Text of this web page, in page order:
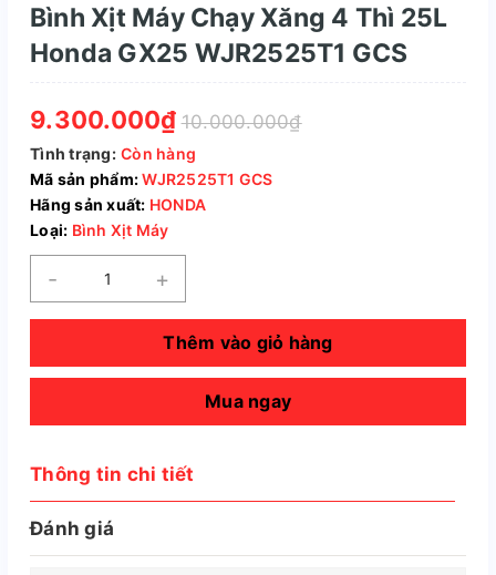
Bình Xịt Máy Chạy Xăng 4 Thì 25L
Honda GX25 WJR2525T1 GCS
9.300.000₫ 10.000.000₫
Tình trạng: Còn hàng
Mã sản phẩm:WJR2525T1 GCS
Hãng sản xuất: HONDA
Loại: Bình Xịt Máy
- +
Thêm vào giỏ hàng
Mua ngay
Thông tin chi tiết
Đánh giá